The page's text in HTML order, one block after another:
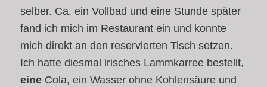
selber. Ca. ein Vollbad und eine Stunde später
fand ich mich im Restaurant ein und konnte
mich direkt an den reservierten Tisch setzen.
Ich hatte diesmal irisches Lammkarree bestellt,
eine Cola, ein Wasser ohne Kohlensäure und